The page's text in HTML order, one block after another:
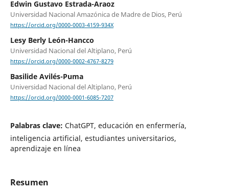
Edwin Gustavo Estrada-Araoz
Universidad Nacional Amazónica de Madre de Dios, Perú
https://orcid.org/0000-0003-4159-934X
Lesy Berly León-Hancco
Universidad Nacional del Altiplano, Perú
https://orcid.org/0000-0002-4767-8279
Basilide Avilés-Puma
Universidad Nacional del Altiplano, Perú
https://orcid.org/0000-0001-6085-7207
Palabras clave: ChatGPT, educación en enfermería,
inteligencia artificial, estudiantes universitarios,
aprendizaje en línea
Resumen